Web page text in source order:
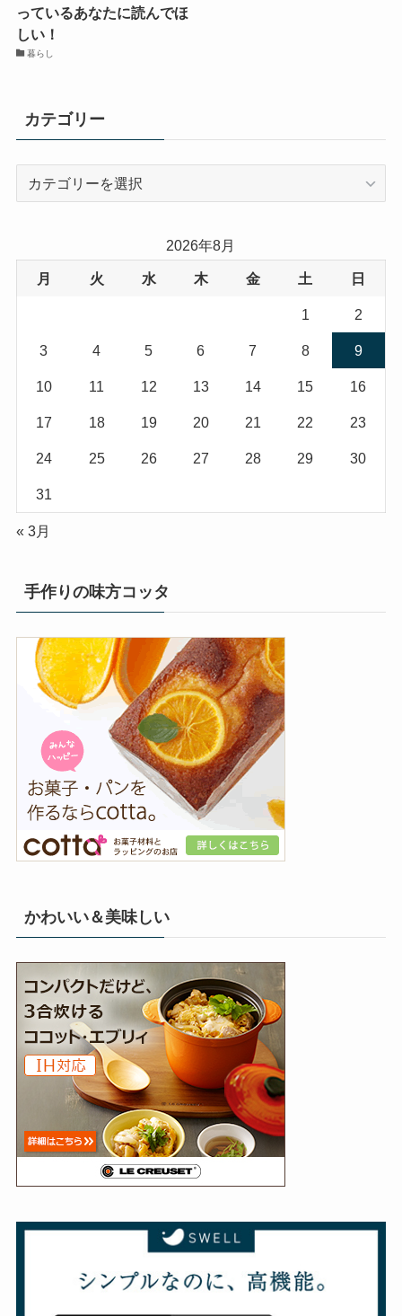
っているあなたに読んでほ
しい！
暮らし
カテゴリー
ー
2026年8月
月 火 水 木 金 土 日
1 2
3 4 5 6 7 8 9
10 11 12 13 14 15 16
17 18 19 20 21 22 23
24 25 26 27 28 29 30
31
« 3月
手作りの味方コッタ
かわいい＆美味しい